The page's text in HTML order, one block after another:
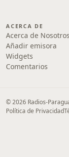
ACERCA DE
Acerca de Nosotros
Añadir emisora
Widgets
Comentarios
© 2026 Radios-
Política de Privacidad